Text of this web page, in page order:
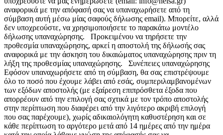
αναφορικά με την απόφασή σας να υπαναχωρήσετε από τη
σύμβαση αυτή μέσω μίας σαφούς δήλωσης email). Μπορείτε, αλλά
δεν υποχρεούστε, να χρησιμοποιήσετε το παρακάτω μοντέλο
δήλωσης υπαναχώρησης. Προκειμένου να τηρήσετε την
προθεσμία υπαναχώρησης, αρκεί η αποστολή της δήλωσής σας
αναφορικά με την άσκηση του δικαιώματος υπαναχώρησης πριν τη
λήξη της προθεσμίας υπαναχώρησης. Συνέπειες υπαναχώρησης
Εφόσον υπαναχωρήσετε από τη σύμβαση, θα σας επιστρέψουμε
όλο το ποσό που έχουμε λάβει από εσάς, συμπεριλαμβανομένων
των εξόδων αποστολής (με εξαίρεση επιπρόσθετα έξοδα που
απορρέουν από την επιλογή σας σχτικά με τον τρόπο αποστολής
στην περίπτωση που διαφέρει από την λιγότερο ακριβή επιλογή
που σας παρέχουμε), χωρίς αδικαιολόγητη καθυστέρηση και σε
κάθε περίπτωση το αργότερο μετά από 14 ημέρες από την ημέρα